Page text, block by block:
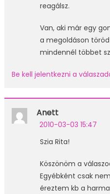
reagálsz.
Van, aki már egy
a megoldáson
mindennél többet
Be kell jelentkezni a
Anett
2010-03-03 15:47
Szia Rita!
Köszönöm a
Egyébként csak
éreztem kb a